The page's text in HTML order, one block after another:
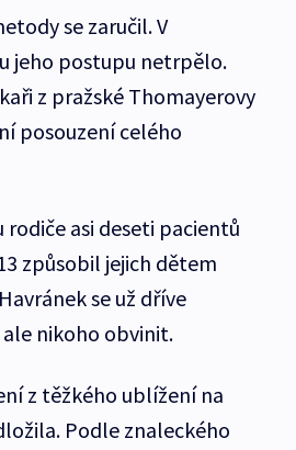
se zaručil. V
jeho postupu netrpělo.
z pražské Thomayerovy
posouzení celého
asi deseti pacientů
způsobil jejich dětem
se už dříve
nikoho obvinit.
z těžkého ublížení na
Podle znaleckého